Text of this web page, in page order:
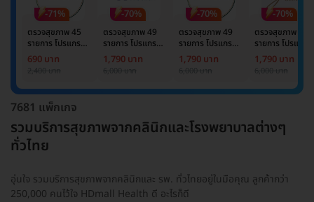
-71%
ตรวจสุขภาพ 45
รายการ โปรแกรม
Basic Lab
690 บาท
-70%
ตรวจสุขภาพ 49
รายการ โปรแกรม
Basic Lab +
Cancer Marker
1,790 บาท
-70%
ตรวจสุขภาพ 49
รายการ โปรแกรม
Basic Lab +
Cancer Marker
1,790 บาท
-70%
ตรวจสุขภาพ 49
รายการ โปรแกรม
Basic Lab +
Cancer
1,790 บาท
7681 แพ็กเกจ
รวมบริการสุขภาพจากคลินิกและโรงพยาบาลต่างๆ
ทั่วไทย
อุ่นใจ รวมบริการสุขภาพจากคลินิกและ รพ. ทั่วไทยอยู่ในมือคุณ ลูกค้ากว่า
250,000 คนไว้ใจ HDmall Health ดี อะไรก็ดี